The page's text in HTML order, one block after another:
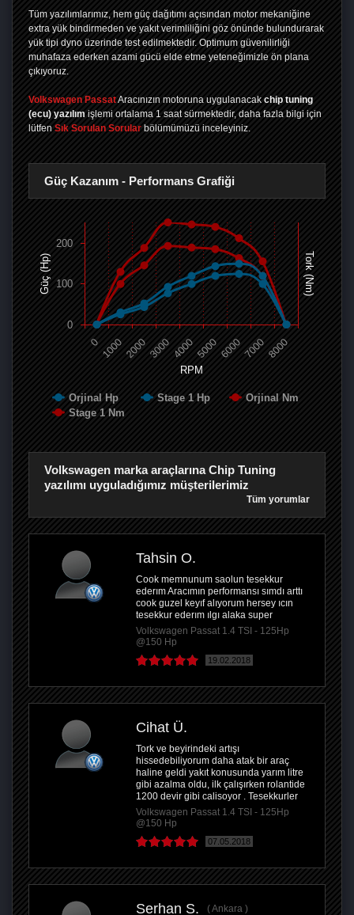
Tüm yazılımlarımız, hem güç dağıtımı açısından motor mekaniğine
extra yük bindirmeden ve yakıt verimliliğini göz önünde bulundurarak
yük tipi dyno üzerinde test edilmektedir. Optimum güvenilirliği
muhafaza ederken azami gücü elde etme yeteneğimizle ön plana
çıkıyoruz.
Volkswagen PassatAracınızın motoruna uygulanacak chip tuning
(ecu) yazılım işlemi ortalama 1 saat sürmektedir, daha fazla bilgi için
lütfen Sık Sorulan Sorular bölümümüzü inceleyiniz.
Güç Kazanım - Performans Grafiği
RPM
Güç (Hp) Tork (Nm)
Orjinal Hp Stage 1 Hp
Orjinal Nm
Stage 1 Nm
0 100020003000 40005000600070008000
0
100
200
Volkswagen marka araçlarına Chip Tuning
yazılımı uyguladığımız müşterilerimiz
Tüm yorumlar
Tahsin O.
Cook memnunum saolun tesekkur
ederım Aracımın performansı sımdı arttı
cook guzel keyıf alıyorum hersey ıcın
tesekkur ederım ılgı alaka super
Volkswagen Passat 1.4 TSI - 125Hp
@150 Hp
19.02.2018
Cihat Ü.
Tork ve beyirindeki artışı
hissedebiliyorum daha atak bir araç
haline geldi yakıt konusunda yarım litre
gibi azalma oldu, ilk çalışırken rolantide
1200 devir gibi calisoyor . Tesekkurler
Volkswagen Passat 1.4 TSI - 125Hp
@150 Hp
07.05.2018
Serhan S. Ankara